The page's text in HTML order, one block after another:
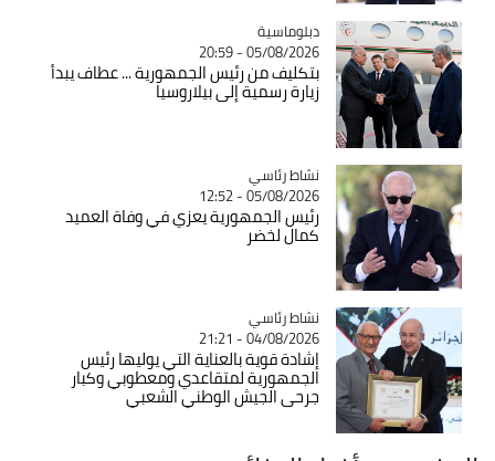
Catégorie
دبلوماسية
05/08/2026 - 20:59
بتكليف من رئيس الجمهورية ... عطاف يبدأ
زيارة رسمية إلى بيلاروسيا
Catégorie
نشاط رئاسي
05/08/2026 - 12:52
رئيس الجمهورية يعزي في وفاة العميد
كمال لخضر
Catégorie
نشاط رئاسي
04/08/2026 - 21:21
إشادة قوية بالعناية التي يوليها رئيس
الجمهورية لمتقاعدي ومعطوبي وكبار
جرحى الجيش الوطني الشعبي